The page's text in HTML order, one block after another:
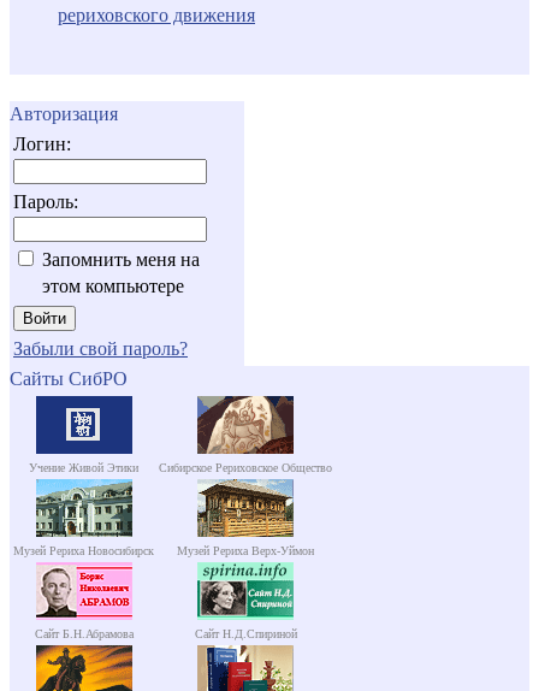
рериховского движения
Авторизация
Логин:
Пароль:
Запомнить меня на
этом компьютере
Забыли свой пароль?
Сайты СибРО
Учение Живой Этики Сибирское Рериховское Общество
Музей Рериха Новосибирск Музей Рериха Верх-Уймон
Сайт Б.Н.Абрамова Сайт Н.Д.Спириной